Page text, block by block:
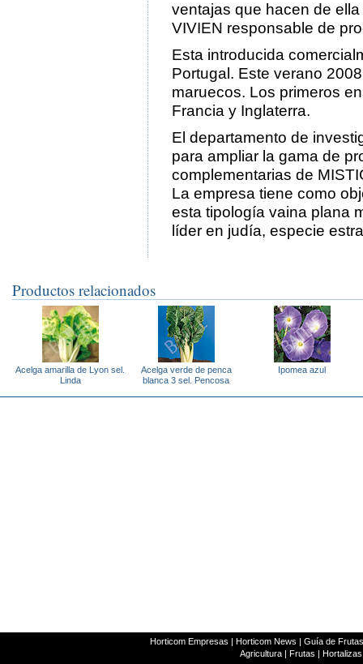
ventajas que hacen de
VIVIEN responsable de
Esta introducida
Portugal. Este verano
maruecos. Los primeros
Francia y Inglaterra.
El departamento de
para ampliar la gama de
complementarias de
La empresa tiene como
esta tipología vaina plana
líder en judía, especie
Productos relacionados
Acelga amarilla de Lyon sel.
Linda
Acelga verde de penca
blanca 3 sel. Pencosa
Ipomea azul
Horticom Empresas | Horticom News | Guía de
Agricultura| Frutas | Hortalizas